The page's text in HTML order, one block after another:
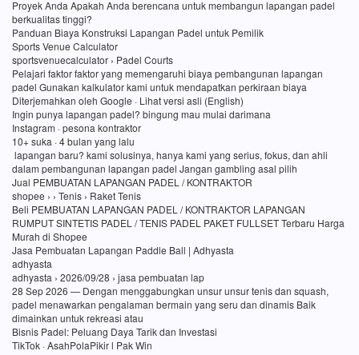
Proyek Anda Apakah Anda berencana untuk membangun lapangan padel
berkualitas tinggi?
Panduan Biaya Konstruksi Lapangan Padel untuk Pemilik
Sports Venue Calculator
sportsvenuecalculator › Padel Courts
Pelajari faktor faktor yang memengaruhi biaya pembangunan lapangan
padel Gunakan kalkulator kami untuk mendapatkan perkiraan biaya
Diterjemahkan oleh Google · Lihat versi asli (English)
Ingin punya lapangan padel? bingung mau mulai darimana
Instagram · pesona kontraktor
10+ suka · 4 bulan yang lalu
lapangan baru? kami solusinya, hanya kami yang serius, fokus, dan ahli
dalam pembangunan lapangan padel Jangan gambling asal pilih
Jual PEMBUATAN LAPANGAN PADEL / KONTRAKTOR
shopee › › Tenis › Raket Tenis
Beli PEMBUATAN LAPANGAN PADEL / KONTRAKTOR LAPANGAN
RUMPUT SINTETIS PADEL / TENIS PADEL PAKET FULLSET Terbaru Harga
Murah di Shopee
Jasa Pembuatan Lapangan Paddle Ball | Adhyasta
adhyasta
adhyasta › 2026/09/28 › jasa pembuatan lap
28 Sep 2026 — Dengan menggabungkan unsur unsur tenis dan squash,
padel menawarkan pengalaman bermain yang seru dan dinamis Baik
dimainkan untuk rekreasi atau
Bisnis Padel: Peluang Daya Tarik dan Investasi
TikTok · AsahPolaPikir l Pak Win